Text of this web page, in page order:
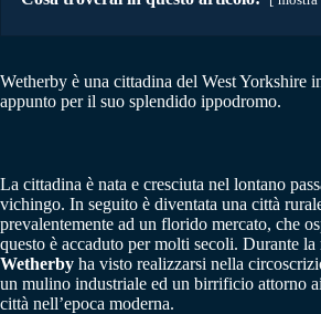
Wetherby è una cittadina del West Yorkshire
appunto per il suo splendido ippodromo.
La cittadina è nata e cresciuta nel lontano
vichingo. In seguito è diventata una città
prevalentemente ad un florido mercato, che
questo è accaduto per molti secoli. Durante
Wetherby ha visto realizzarsi nella
un mulino industriale ed un birrificio attorno
città nell’epoca moderna.